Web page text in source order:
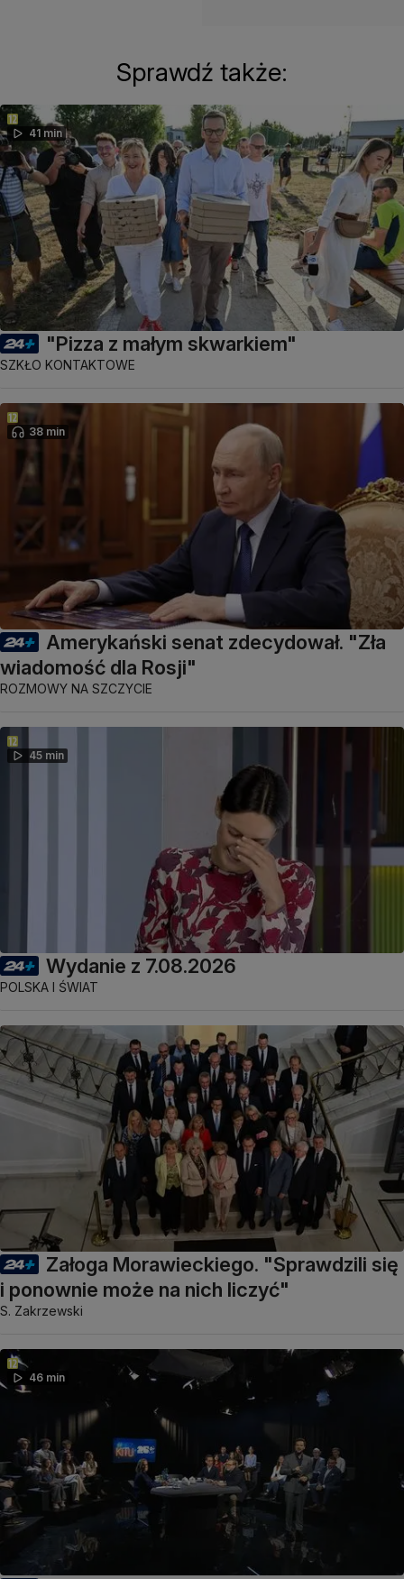
Sprawdź także:
41 min
"Pizza z małym skwarkiem"
SZKŁO KONTAKTOWE
38 min
Amerykański senat zdecydował. "Zła
wiadomość dla Rosji"
ROZMOWY NA SZCZYCIE
45 min
Wydanie z 7.08.2026
POLSKA I ŚWIAT
Załoga Morawieckiego. "Sprawdzili się
i ponownie może na nich liczyć"
S. Zakrzewski
46 min